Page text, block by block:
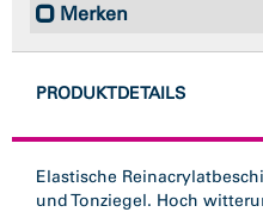
Merken
PRODUKTDETAILS
Elastische
und Tonziegel. Hoch